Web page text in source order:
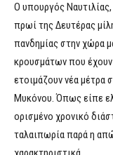
Ο υπουργός
πρωί της Δευτέρας
πανδημίας στην χώρα
κρουσμάτων που έχουν
ετοιμάζουν νέα μέτρα
Μυκόνου. Όπως είπε
ορισμένο χρονικό
ταλαιπωρία παρά η